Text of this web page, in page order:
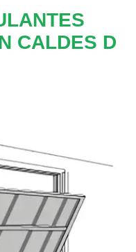
CALDES D